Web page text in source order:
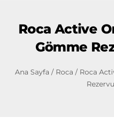
Roca Active
Gömme
Ana Sayfa / Roca / Roca